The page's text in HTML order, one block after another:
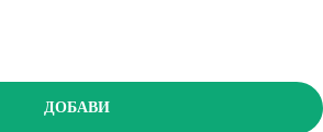
ДОБАВИ